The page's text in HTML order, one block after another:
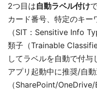
2つ目は自動ラベル付け
カード番号、特定のキ
（SIT：Sensitive Info
類子（Trainable
してラベルを自動で付
アプリ起動中に推奨/自
（SharePoint/